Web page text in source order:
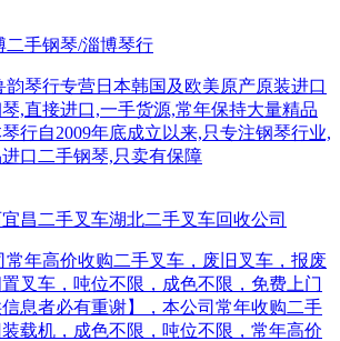
二手钢琴/淄博琴行
韵琴行专营日本韩国及欧美原产原装进口
,直接进口,一手货源,常年保持大量精品
行自2009年底成立以来,只专注钢琴行业,
口二手钢琴,只卖有保障
昌二手叉车湖北二手叉车回收公司
常年高价收购二手叉车，废旧叉车，报废
叉车，吨位不限，成色不限，免费上门
息者必有重谢】，本公司常年收购二手
载机，成色不限，吨位不限，常年高价